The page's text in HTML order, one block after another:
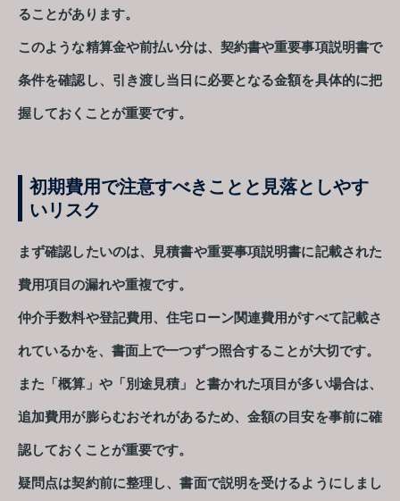
ることがあります。
このような精算金や前払い分は、契約書や重要事項説明書で
条件を確認し、引き渡し当日に必要となる金額を具体的に把
握しておくことが重要です。
初期費用で注意すべきことと見落としやす
いリスク
まず確認したいのは、見積書や重要事項説明書に記載された
費用項目の漏れや重複です。
仲介手数料や登記費用、住宅ローン関連費用がすべて記載さ
れているかを、書面上で一つずつ照合することが大切です。
また「概算」や「別途見積」と書かれた項目が多い場合は、
追加費用が膨らむおそれがあるため、金額の目安を事前に確
認しておくことが重要です。
疑問点は契約前に整理し、書面で説明を受けるようにしまし